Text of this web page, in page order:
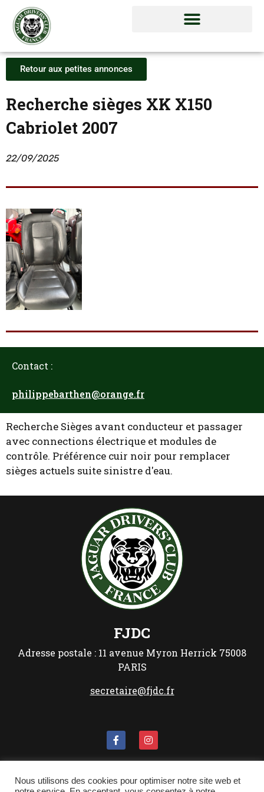
Retour aux petites annonces
Recherche sièges XK X150
Cabriolet 2007
22/09/2025
Contact :
philippebarthen@orange.fr
Recherche Sièges avant conducteur et passager
avec connections électrique et modules de
contrôle. Préférence cuir noir pour remplacer
sièges actuels suite sinistre d'eau.
FJDC
Adresse postale : 11 avenue Myron Herrick 75008
PARIS
secretaire@fjdc.fr
Les Mentions Légales
Nous utilisons des cookies pour optimiser notre site web et